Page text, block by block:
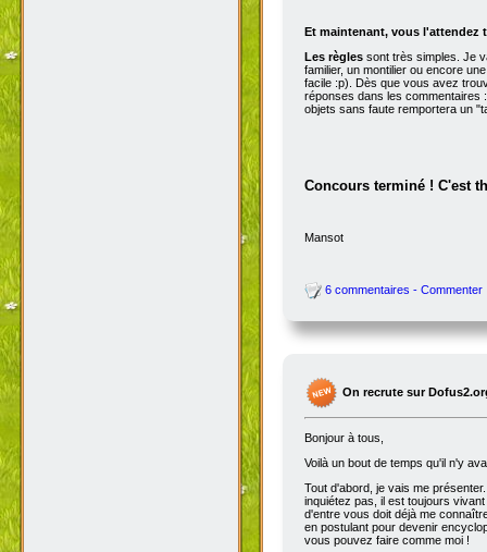
Et maintenant, vous l'attendez
Les règles sont très simples. Je
familier, un montilier ou encore
facile :p). Dès que vous avez
réponses dans les commentaires
objets sans faute remportera un
Concours terminé ! C'est
Mansot
6 commentaires - Commenter
On recrute sur
Bonjour à tous,
Voilà un bout de temps qu'il n'y
Tout d'abord, je vais me
inquiétez pas, il est toujours
d'entre vous doit déjà me
en postulant pour devenir
vous pouvez faire comme moi !